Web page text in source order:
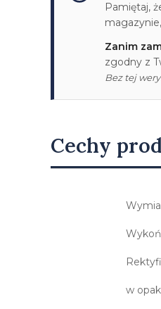
Pamiętaj,
Zanim
zgodny z
Bez tej
Cechy
w